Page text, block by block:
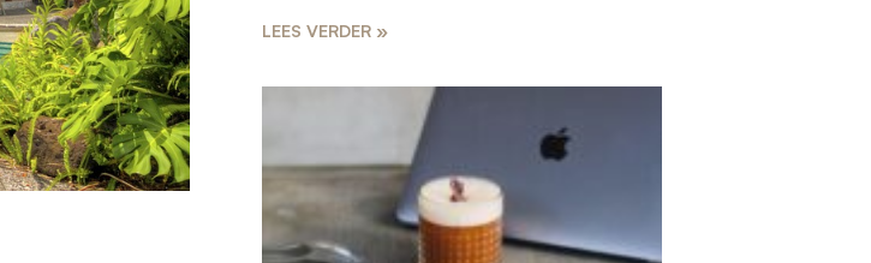
LEES VERDER »